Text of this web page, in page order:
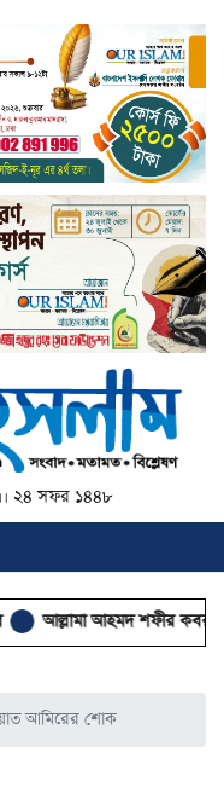
২৪ সফর ১৪৪৮
আহমদ শফীর কবর জিয়ারত
আমিরের শোক